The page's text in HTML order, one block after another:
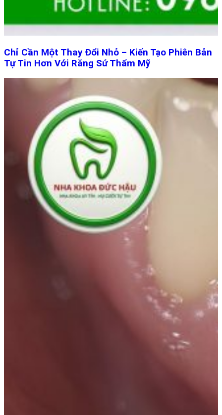
Chỉ Cần Một Thay Đổi Nhỏ – Kiến Tạo Phiên Bản
Tự Tin Hơn Với Răng Sứ Thẩm Mỹ